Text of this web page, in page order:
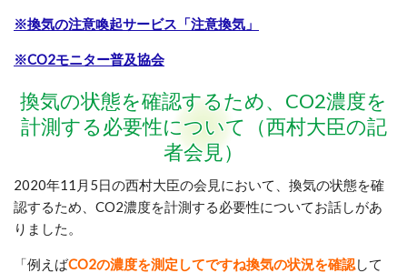
※換気の注意喚起サービス「注意換気」
※CO2モニター普及協会
換気の状態を確認するため、CO2濃度を
計測する必要性について（西村大臣の記
者会見）
2020年11月5日の西村大臣の会見において、換気の状態を確
認するため、CO2濃度を計測する必要性についてお話しがあ
りました。
「例えばCO2の濃度を測定してですね換気の状況を確認して